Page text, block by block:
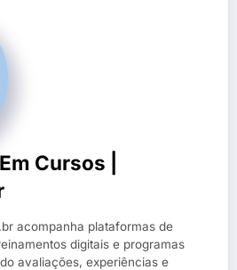
Cursos |
acompanha plataformas de
digitais e programas
avaliações, experiências e